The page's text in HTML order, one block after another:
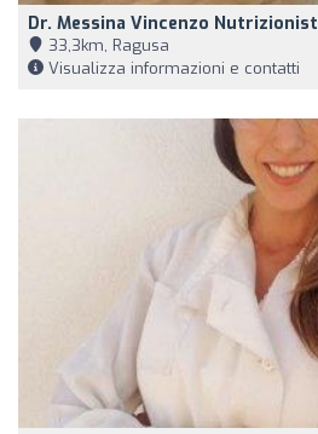
Dr. Messina Vincenzo
33,3km, Ragusa
Visualizza informazioni e contatti